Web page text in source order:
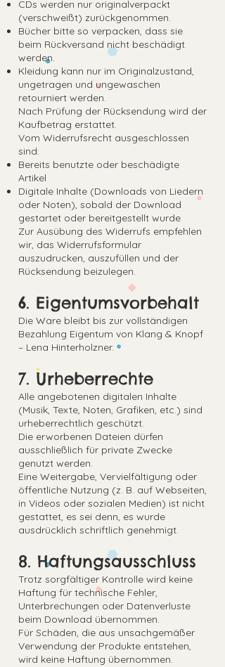
CDs werden nur originalverpackt
(verschweißt) zurückgenommen.
Bücher bitte so verpacken, dass sie
beim Rückversand nicht beschädigt
werden.
Kleidung kann nur im Originalzustand,
ungetragen und ungewaschen
retourniert werden.
Nach Prüfung der Rücksendung wird der
Kaufbetrag erstattet.
Vom Widerrufsrecht ausgeschlossen
sind:
Bereits benutzte oder beschädigte
Artikel
Digitale Inhalte (Downloads von Liedern
oder Noten), sobald der Download
gestartet oder bereitgestellt wurde
Zur Ausübung des Widerrufs empfehlen
wir, das Widerrufsformular
auszudrucken, auszufüllen und der
Rücksendung beizulegen.
6. Eigentumsvorbehalt
Die Ware bleibt bis zur vollständigen
Bezahlung Eigentum von Klang & Knopf
– Lena Hinterholzner.
7. Urheberrechte
Alle angebotenen digitalen Inhalte
(Musik, Texte, Noten, Grafiken, etc.) sind
urheberrechtlich geschützt.
Die erworbenen Dateien dürfen
ausschließlich für private Zwecke
genutzt werden.
Eine Weitergabe, Vervielfältigung oder
öffentliche Nutzung (z. B. auf Webseiten,
in Videos oder sozialen Medien) ist nicht
gestattet, es sei denn, es wurde
ausdrücklich schriftlich genehmigt.
8. Haftungsausschluss
Trotz sorgfältiger Kontrolle wird keine
Haftung für technische Fehler,
Unterbrechungen oder Datenverluste
beim Download übernommen.
Für Schäden, die aus unsachgemäßer
Verwendung der Produkte entstehen,
wird keine Haftung übernommen.